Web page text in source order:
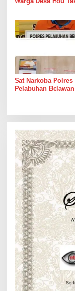
Sat Narkoba Polres
Pelabuhan